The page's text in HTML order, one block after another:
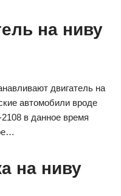
на ниву
двигатель на
автомобили вроде
в данное время
на ниву